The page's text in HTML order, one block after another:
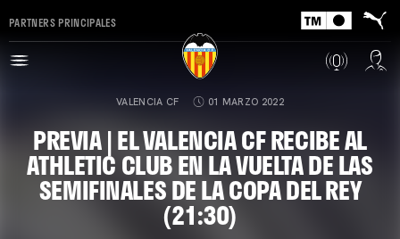
PARTNERS PRINCIPALES
VALENCIA CF 01 MARZO 2022
PREVIA | EL VALENCIA CF RECIBE AL
ATHLETIC CLUB EN LA VUELTA DE LAS
SEMIFINALES DE LA COPA DEL REY
(21:30)